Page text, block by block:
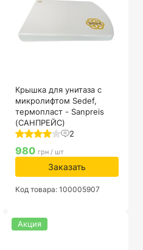
Крышка для унитаза с
микролифтом Sedef,
термопласт - Sanpreis
(САНПРЕЙС)
2
980 грн / шт
Заказать
Код товара: 100005907
Акция